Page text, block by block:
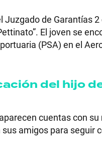
de Garantías
El joven se
(PSA) en el
del hijo
cuentas con
amigos para seguir